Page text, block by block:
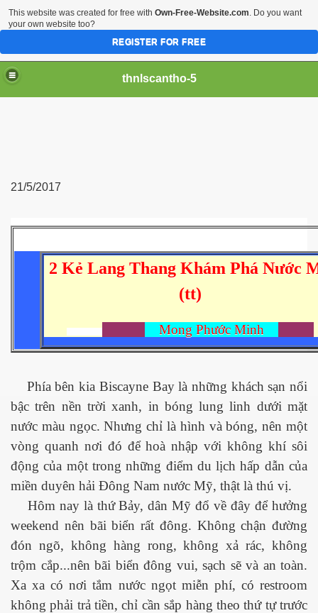
thnlscantho-5
21/5/2017
2 Kẻ Lang Thang Khám Phá Nước
(tt)
Mong Phước Minh
Phía bên kia Biscayne Bay là những khách sạn nổi
bậc trên nền trời xanh, in bóng lung linh dưới mặt
nước màu ngọc. Nhưng chỉ là hình và bóng, nên một
vòng quanh nơi đó để hoà nhập với không khí sôi
động của một trong những điểm du lịch hấp dẫn của
miền duyên hải Đông Nam nước Mỹ, thật là thú vị.
Hôm nay là thứ Bảy, dân Mỹ đổ về đây để hưởng
weekend nên bãi biển rất đông. Không chận đường
đón ngõ, không hàng rong, không xả rác, không
trộm cắp...nên bãi biển đông vui, sạch sẽ và an toàn.
Xa xa có nơi tắm nước ngọt miễn phí, có restroom
không phải trả tiền, chỉ cần sắp hàng theo thứ tự trước
Bộ xưa
2015
This website was created for free with Own-Free-Website.com. Do you want
your own website too?
REGISTER FOR FREE